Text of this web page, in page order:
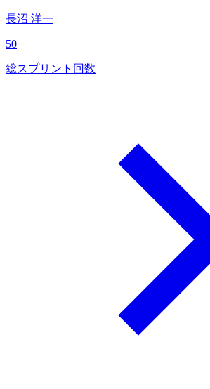
長沼 洋一
50
総スプリント回数